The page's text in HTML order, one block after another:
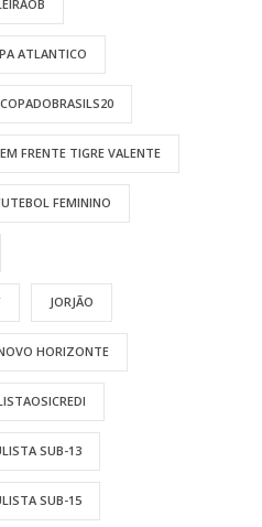
ATLANTICO
COPADOBRASILS20
EM FRENTE TIGRE VALENTE
FEMININO
JORJÃO
HORIZONTE
SUB-13
SUB-15